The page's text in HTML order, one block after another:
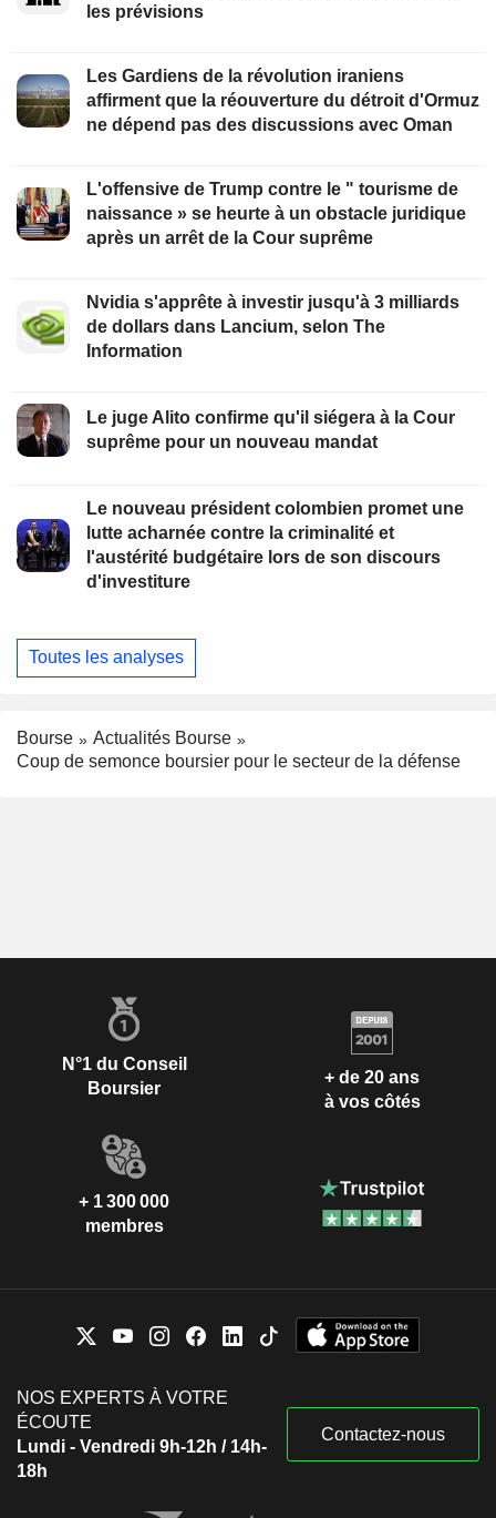
les prévisions
Les Gardiens de la révolution iraniens
affirment que la réouverture du détroit d'Ormuz
ne dépend pas des discussions avec Oman
L'offensive de Trump contre le " tourisme de
naissance » se heurte à un obstacle juridique
après un arrêt de la Cour suprême
Nvidia s'apprête à investir jusqu'à 3 milliards
de dollars dans Lancium, selon The
Information
Le juge Alito confirme qu'il siégera à la Cour
suprême pour un nouveau mandat
Le nouveau président colombien promet une
lutte acharnée contre la criminalité et
l'austérité budgétaire lors de son discours
d'investiture
Toutes les analyses
Bourse
Actualités Bourse
Coup de semonce boursier pour le secteur de la défense
N°1 du Conseil
Boursier
+ de 20 ans
à vos côtés
+ 1 300 000
membres
NOS EXPERTS À VOTRE
ÉCOUTE
Lundi - Vendredi 9h-12h / 14h-
18h
Contactez-nous